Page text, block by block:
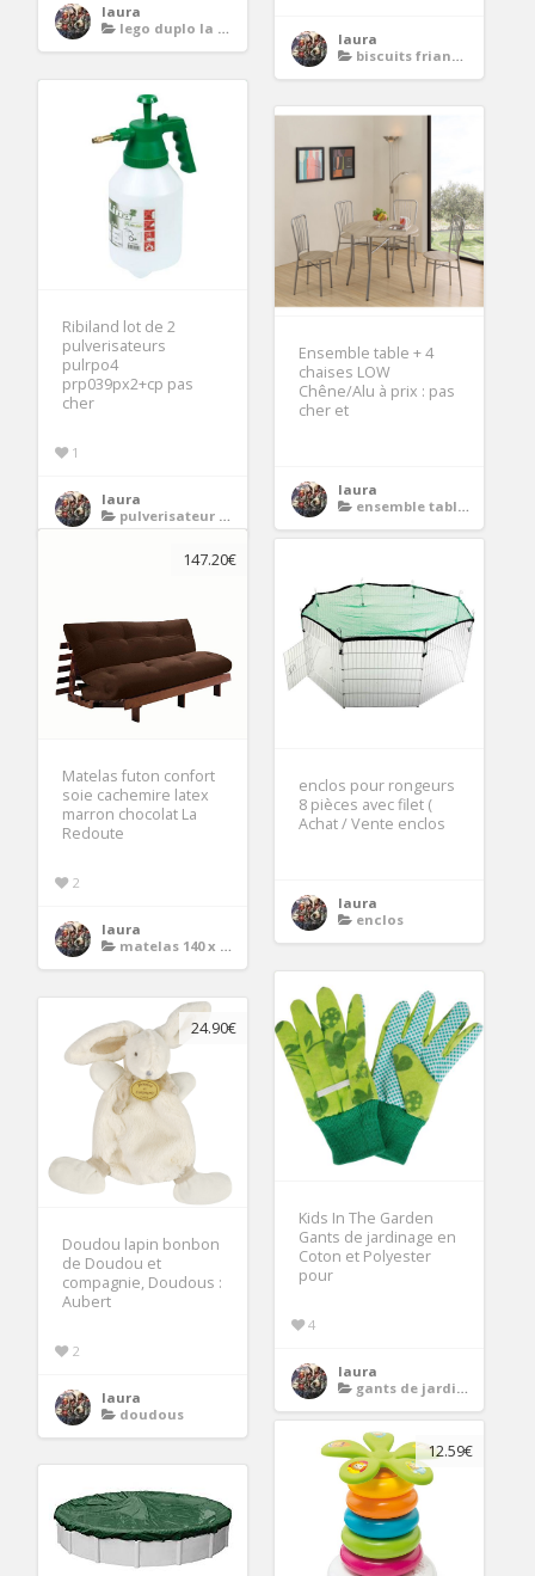
laura
lego duplo la ville
laura
biscuits friandises
Ribiland lot de 2
pulverisateurs
pulrpo4
prp039px2+cp pas
cher
1
laura
pulverisateur a dos
Ensemble table + 4
chaises LOW
Chêne/Alu à prix : pas
cher et
laura
ensemble table et chaises
147.20€
Matelas futon confort
soie cachemire latex
marron chocolat La
Redoute
2
laura
matelas 140 x 190 cm
enclos pour rongeurs
8 pièces avec filet (
Achat / Vente enclos
laura
enclos
Kids In The Garden
Gants de jardinage en
Coton et Polyester
pour
4
laura
gants de jardinage
24.90€
Doudou lapin bonbon
de Doudou et
compagnie, Doudous :
Aubert
2
laura
doudous
12.59€